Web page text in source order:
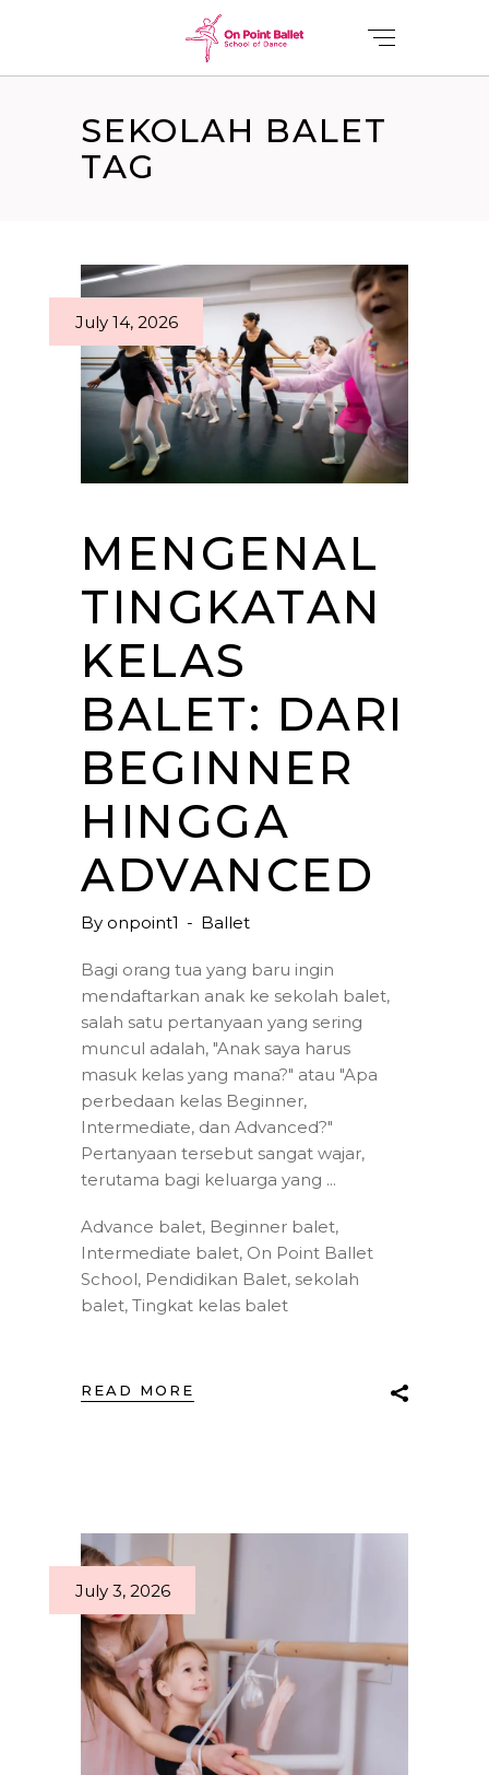
SEKOLAH BALET
TAG
July 14, 2026
MENGENAL
TINGKATAN
KELAS
BALET: DARI
BEGINNER
HINGGA
ADVANCED
By onpoint1 Ballet
Bagi orang tua yang baru ingin
mendaftarkan anak ke sekolah balet,
salah satu pertanyaan yang sering
muncul adalah, "Anak saya harus
masuk kelas yang mana?" atau "Apa
perbedaan kelas Beginner,
Intermediate, dan Advanced?"
Pertanyaan tersebut sangat wajar,
terutama bagi keluarga yang
Advance balet, Beginner balet,
Intermediate balet, On Point Ballet
School, Pendidikan Balet, sekolah
balet, Tingkat kelas balet
READ MORE
July 3, 2026